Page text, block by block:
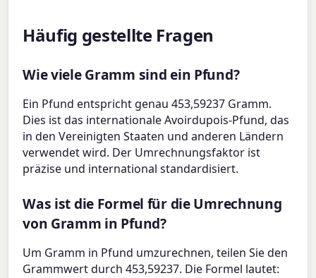
Häufig gestellte Fragen
Wie viele Gramm sind ein Pfund?
Ein Pfund entspricht genau 453,59237 Gramm.
Dies ist das internationale Avoirdupois-Pfund, das
in den Vereinigten Staaten und anderen Ländern
verwendet wird. Der Umrechnungsfaktor ist
präzise und international standardisiert.
Was ist die Formel für die Umrechnung
von Gramm in Pfund?
Um Gramm in Pfund umzurechnen, teilen Sie den
Grammwert durch 453,59237. Die Formel lautet: